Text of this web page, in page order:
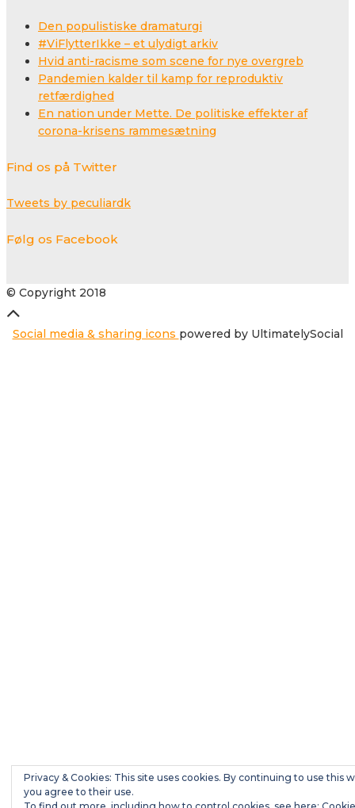
Den populistiske dramaturgi
#ViFlytterIkke – et ulydigt arkiv
Hvid anti-racisme som scene for nye overgreb
Pandemien kalder til kamp for reproduktiv
retfærdighed
En nation under Mette. De politiske effekter af
corona-krisens rammesætning
Find os på Twitter
Tweets by peculiardk
Følg os Facebook
© Copyright 2018
Social media & sharing icons powered by UltimatelySocial
Privacy & Cookies: This site uses cookies. By continuing to use this
you agree to their use.